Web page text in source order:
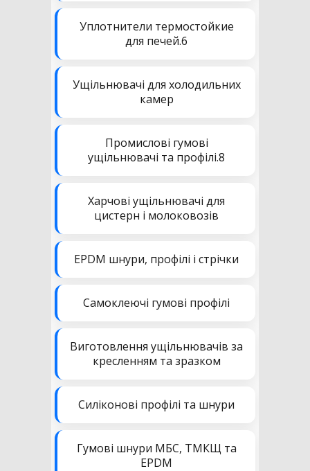
Уплотнители термостойкие
для печей.6
Ущільнювачі для холодильних
камер
Промислові гумові
ущільнювачі та профілі.8
Харчові ущільнювачі для
цистерн і молоковозів
EPDM шнури, профілі і стрічки
Самоклеючі гумові профілі
Виготовлення ущільнювачів за
кресленням та зразком
Силіконові профілі та шнури
Гумові шнури МБС, ТМКЩ та
EPDM